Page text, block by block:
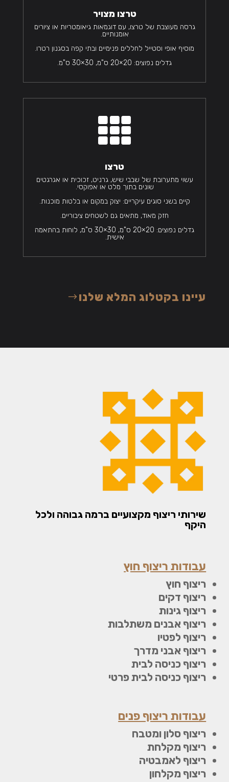
טרצו מצויר
גרסה מעוצבת של טרצו, עם דוגמאות גיאומטריות או ציורים
אומנותיים.
מוסיף אופי וסטייל לחללים פנימיים ובתי קפה בסגנון רטרו.
גדלים נפוצים: 20×20 ס"מ, 30×30 ס"מ.

טרצו
עשוי מתערובת של שבבי שיש, גרניט, זכוכית או אגרגטים
שונים בתוך מלט או אפוקסי.
קיים בשני סוגים עיקריים: יצוק במקום או בלטות מוכנות.
חזק מאוד, מתאים גם לשטחים ציבוריים.
גדלים נפוצים: 20×20 ס"מ, 30×30 ס"מ, לוחות בהתאמה
אישית.
עיינו בקטלוג המלא שלנו
שירותי ריצוף מקצועיים ברמה גבוהה ולכל
היקף
עבודות ריצוף חוץ
ריצוף חוץ
ריצוף דקים
ריצוף גינות
ריצוף אבנים משתלבות
ריצוף לפטיו
ריצוף אבני מדרך
ריצוף כניסה לבית
ריצוף כניסה לבית פרטי
עבודות ריצוף פנים
ריצוף סלון ומטבח
ריצוף מקלחת
ריצוף לאמבטיה
ריצוף מקלחון